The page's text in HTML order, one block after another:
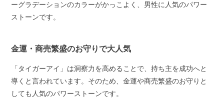
ーグラデーションのカラーがかっこよく、男性に人気のパワー
ストーンです。
金運・商売繁盛のお守りで大人気
「タイガーアイ」は洞察力を高めることで、持ち主を成功へと
導くと言われています。そのため、金運や商売繁盛のお守りと
しても人気のパワーストーンです。